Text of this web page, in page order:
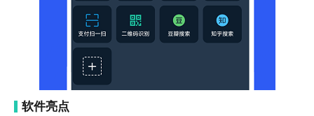
软件亮点